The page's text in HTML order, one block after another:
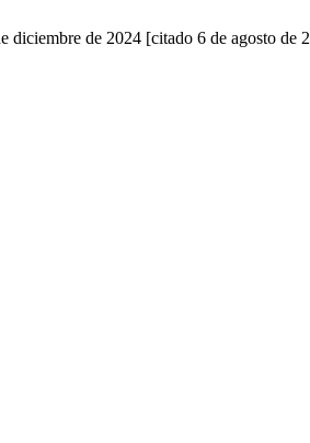
de 2024 [citado 6 de agosto